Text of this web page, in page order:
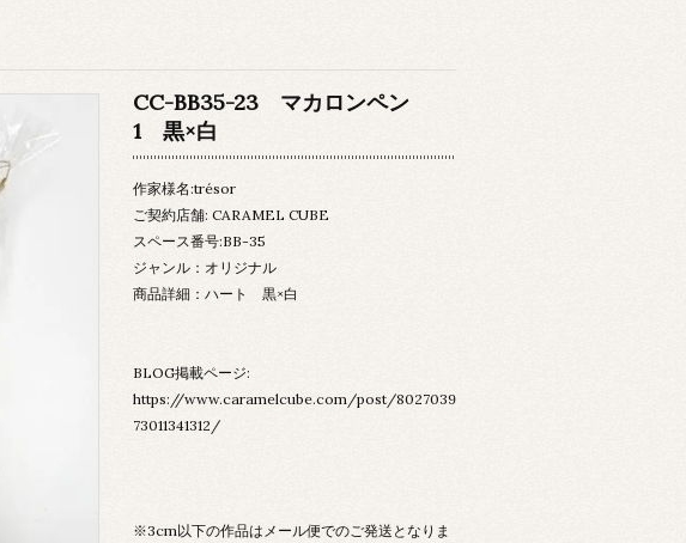
CC-BB35-23 マカロンペン
1 黒×白
作家様名:trésor
ご契約店舗: CARAMEL CUBE
スペース番号:BB-35
ジャンル：オリジナル
商品詳細：ハート 黒×白
BLOG掲載ページ:
https://www.caramelcube.com/post/8027039
73011341312/
※3cm以下の作品はメール便でのご発送となりま